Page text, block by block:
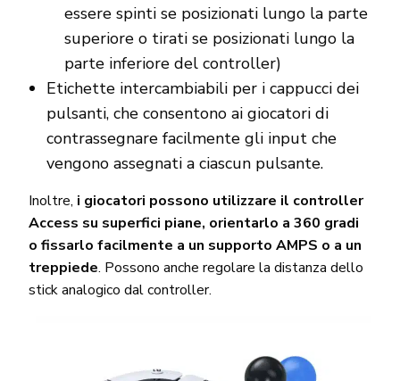
essere spinti se posizionati lungo la parte
superiore o tirati se posizionati lungo la
parte inferiore del controller)
Etichette intercambiabili per i cappucci dei
pulsanti, che consentono ai giocatori di
contrassegnare facilmente gli input che
vengono assegnati a ciascun pulsante.
Inoltre, i giocatori possono utilizzare il controller
Access su superfici piane, orientarlo a 360 gradi
o fissarlo facilmente a un supporto AMPS o a un
treppiede. Possono anche regolare la distanza dello
stick analogico dal controller.